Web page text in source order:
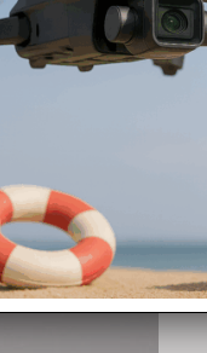
composizioni e
che elimina la
nettamente